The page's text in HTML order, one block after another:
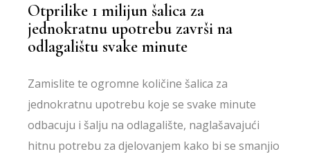
Otprilike 1 milijun šalica za
jednokratnu upotrebu završi na
odlagalištu svake minute
Zamislite te ogromne količine šalica za
jednokratnu upotrebu koje se svake minute
odbacuju i šalju na odlagalište, naglašavajući
hitnu potrebu za djelovanjem kako bi se smanjio